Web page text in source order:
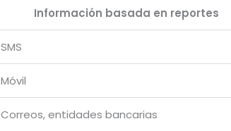
Información basada en reportes
SMS
Móvil
Correos, entidades bancarias